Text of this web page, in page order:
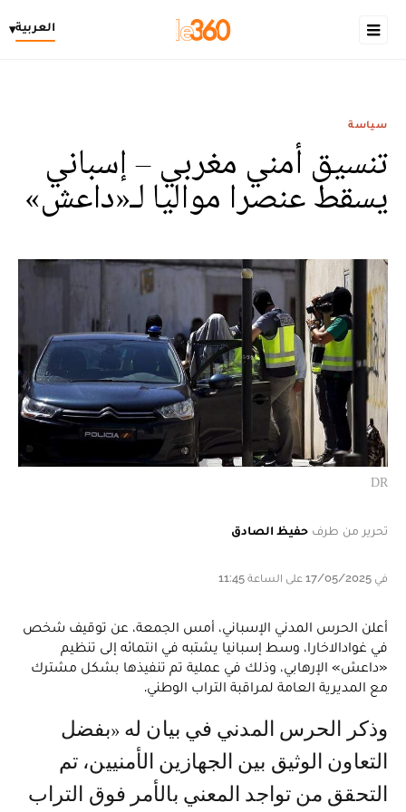
العربية▾
سياسة
تنسيق أمني مغربي – إسباني
يسقط عنصرا مواليا لـ«داعش»
DR
تحرير من طرف حفيظ الصادق
في 17/05/2025 على الساعة 11:45
أعلن الحرس المدني الإسباني، أمس الجمعة، عن توقيف شخص
في غوادالاخارا، وسط إسبانيا يشتبه في انتمائه إلى تنظيم
«داعش» الإرهابي، وذلك في عملية تم تنفيذها بشكل مشترك
مع المديرية العامة لمراقبة التراب الوطني.
وذكر الحرس المدني في بيان له «بفضل
التعاون الوثيق بين الجهازين الأمنيين، تم
التحقق من تواجد المعني بالأمر فوق التراب